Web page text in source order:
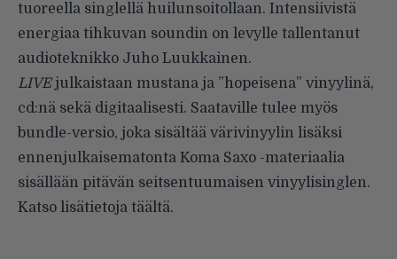
tuoreella singlellä huilunsoitollaan. Intensiivistä
energiaa tihkuvan soundin on levylle tallentanut
audioteknikko Juho Luukkainen.
LIVEjulkaistaan mustana ja ”hopeisena” vinyylinä,
cd:nä sekä digitaalisesti. Saataville tulee myös
bundle-versio, joka sisältää värivinyylin lisäksi
ennenjulkaisematonta Koma Saxo -materiaalia
sisällään pitävän seitsentuumaisen vinyylisinglen.
Katso lisätietoja täältä.